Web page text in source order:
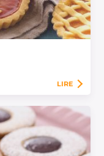
LIRE